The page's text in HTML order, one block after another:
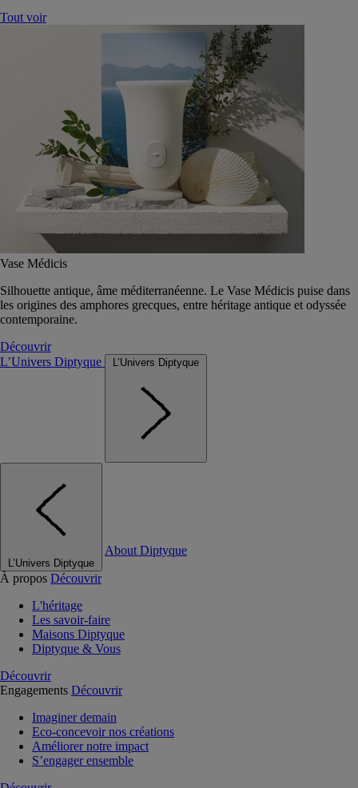
Tout voir
Vase Médicis
Silhouette antique, âme méditerranéenne. Le Vase Médicis puise dans
les origines des amphores grecques, entre héritage antique et odyssée
contemporaine.
Découvrir
L’Univers Diptyque
L’Univers Diptyque
L’Univers Diptyque
About Diptyque
À propos Découvrir
L'héritage
Les savoir-faire
Maisons Diptyque
Diptyque & Vous
Découvrir
Engagements Découvrir
Imaginer demain
Eco-concevoir nos créations
Améliorer notre impact
S’engager ensemble